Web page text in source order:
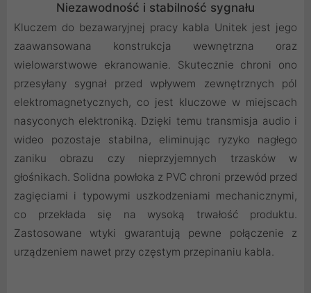
Niezawodność i stabilność sygnału
Kluczem do bezawaryjnej pracy kabla Unitek jest jego
zaawansowana konstrukcja wewnętrzna oraz
wielowarstwowe ekranowanie. Skutecznie chroni ono
przesyłany sygnał przed wpływem zewnętrznych pól
elektromagnetycznych, co jest kluczowe w miejscach
nasyconych elektroniką. Dzięki temu transmisja audio i
wideo pozostaje stabilna, eliminując ryzyko nagłego
zaniku obrazu czy nieprzyjemnych trzasków w
głośnikach. Solidna powłoka z PVC chroni przewód przed
zagięciami i typowymi uszkodzeniami mechanicznymi,
co przekłada się na wysoką trwałość produktu.
Zastosowane wtyki gwarantują pewne połączenie z
urządzeniem nawet przy częstym przepinaniu kabla.